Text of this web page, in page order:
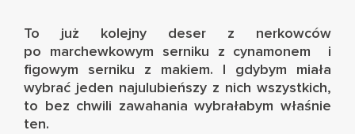
To już kolejny deser z nerkowców
po marchewkowym serniku z cynamonem
i
figowym serniku z makiem. I gdybym miała
wybrać jeden najulubieńszy z nich wszystkich,
to bez chwili zawahania wybrałabym właśnie
ten.